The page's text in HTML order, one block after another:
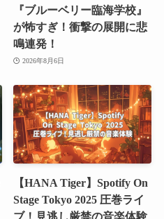
『ブルーベリー臨海学校』
が怖すぎ！衝撃の展開に悲
鳴連発！
2026年8月6日
【HANA Tiger】Spotify On
Stage Tokyo 2025 圧巻ライ
ブ！見逃し厳禁の音楽体験